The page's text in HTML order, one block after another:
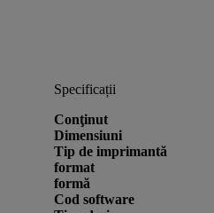
Specificații
Conţinut
Dimensiuni
Tip de imprimantă
format
formă
Cod software